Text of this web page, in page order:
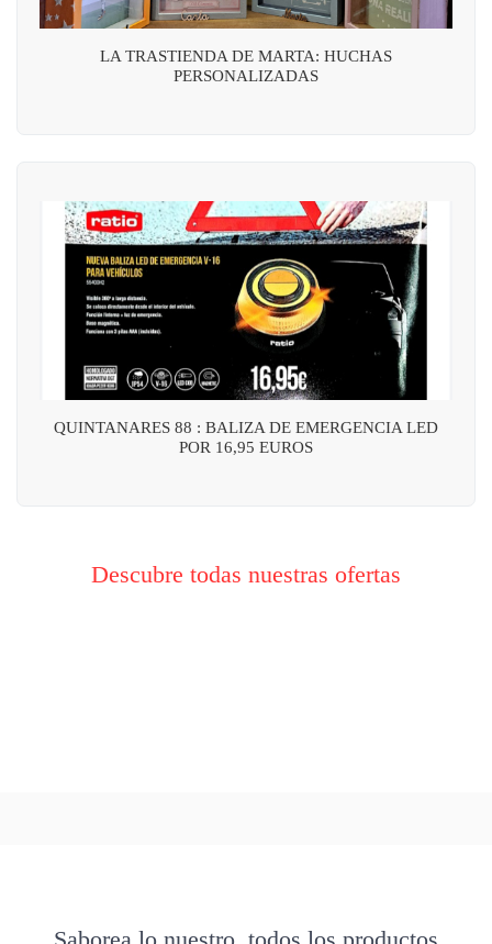
LA TRASTIENDA DE MARTA: HUCHAS
PERSONALIZADAS
QUINTANARES 88 : BALIZA DE EMERGENCIA LED
POR 16,95 EUROS
Descubre todas nuestras ofertas